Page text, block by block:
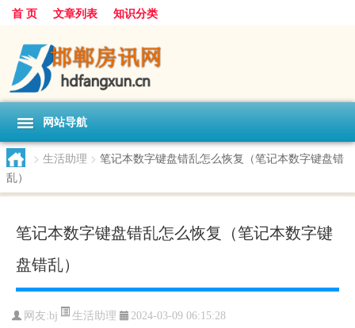
首 页 文章列表 知识分类
网站导航
> 生活助理 > 笔记本数字键盘错乱怎么恢复（笔记本数字键盘错
乱）
笔记本数字键盘错乱怎么恢复（笔记本数字键
盘错乱）
网友:bj 生活助理 2024-03-09 06:15:28